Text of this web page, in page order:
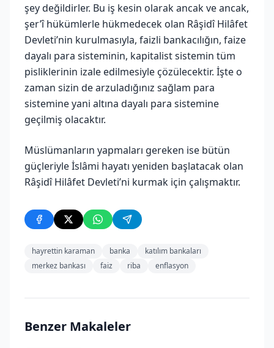
şey değildirler. Bu iş kesin olarak ancak ve ancak,
şer’î hükümlerle hükmedecek olan Râşidî Hilâfet
Devleti’nin kurulmasıyla, faizli bankacılığın, faize
dayalı para sisteminin, kapitalist sistemin tüm
pisliklerinin izale edilmesiyle çözülecektir. İşte o
zaman sizin de arzuladığınız sağlam para
sistemine yani altına dayalı para sistemine
geçilmiş olacaktır.
Müslümanların yapmaları gereken ise bütün
güçleriyle İslâmi hayatı yeniden başlatacak olan
Râşidî Hilâfet Devleti’ni kurmak için çalışmaktır.
hayrettin karaman banka
katılım bankaları
merkez bankası
faiz riba enflasyon
Benzer Makaleler